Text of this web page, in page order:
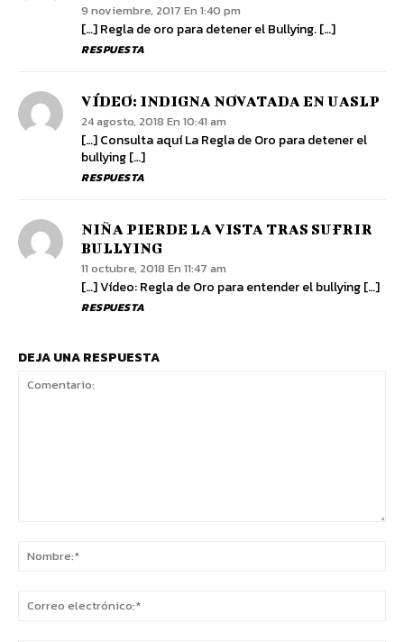
9 noviembre, 2017 En 1:40 pm
[…] Regla de oro para detener el Bullying. […]
RESPUESTA
VÍDEO: INDIGNA NOVATADA EN UASLP
24 agosto, 2018 En 10:41 am
[…] Consulta aquí La Regla de Oro para detener el
bullying […]
RESPUESTA
NIÑA PIERDE LA VISTA TRAS SUFRIR
BULLYING
11 octubre, 2018 En 11:47 am
[…] Vídeo: Regla de Oro para entender el bullying […]
RESPUESTA
DEJA UNA RESPUESTA